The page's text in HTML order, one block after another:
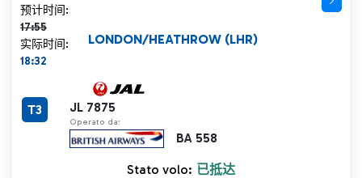
预计时间:
17:55
计划时间 17:55 删除线
实际时间:
18:32
JL 7875
Operato da:
BA 558
LONDON/HEATHROW (LHR)
T3
Stato volo: 已抵达